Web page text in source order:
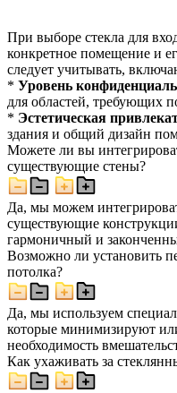
При выборе стекла для
конкретное помещение и
следует учитывать,
* Уровень
для областей, требующих
* Эстетическая
здания и общий дизайн
Можете ли вы
существующие стены?
Да, мы можем
существующие
гармоничный и
Возможно ли установить
потолка?
Да, мы используем
которые минимизируют
необходимость
Как ухаживать за